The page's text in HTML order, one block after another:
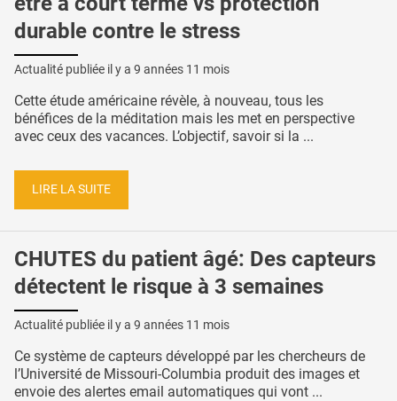
durable contre le stress
Actualité publiée il y a 9 années 11 mois
Cette étude américaine révèle, à nouveau, tous les
bénéfices de la méditation mais les met en perspective
avec ceux des vacances. L’objectif, savoir si la ...
LIRE LA SUITE
CHUTES du patient âgé: Des capteurs
détectent le risque à 3 semaines
Actualité publiée il y a 9 années 11 mois
Ce système de capteurs développé par les chercheurs de
l’Université de Missouri-Columbia produit des images et
envoie des alertes email automatiques qui vont ...